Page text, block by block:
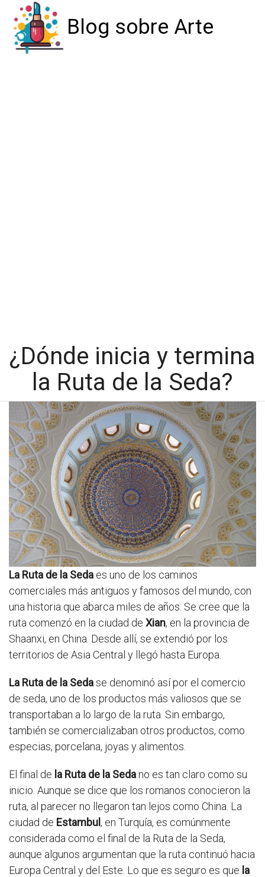
Blog sobre Arte
¿Dónde inicia y termina
la Ruta de la Seda?
La Ruta de la Seda es uno de los caminos
comerciales más antiguos y famosos del mundo, con
una historia que abarca miles de años. Se cree que la
ruta comenzó en la ciudad de Xian, en la provincia de
Shaanxi, en China. Desde allí, se extendió por los
territorios de Asia Central y llegó hasta Europa.
La Ruta de la Sedase denominó así por el comercio
de seda, uno de los productos más valiosos que se
transportaban a lo largo de la ruta. Sin embargo,
también se comercializaban otros productos, como
especias, porcelana, joyas y alimentos.
El final de la Ruta de la Sedano es tan claro como su
inicio. Aunque se dice que los romanos conocieron la
ruta, al parecer no llegaron tan lejos como China. La
ciudad de Estambul, en Turquía, es comúnmente
considerada como el final de la Ruta de la Seda,
aunque algunos argumentan que la ruta continuó hacia
Europa Central y del Este. Lo que es seguro es que la